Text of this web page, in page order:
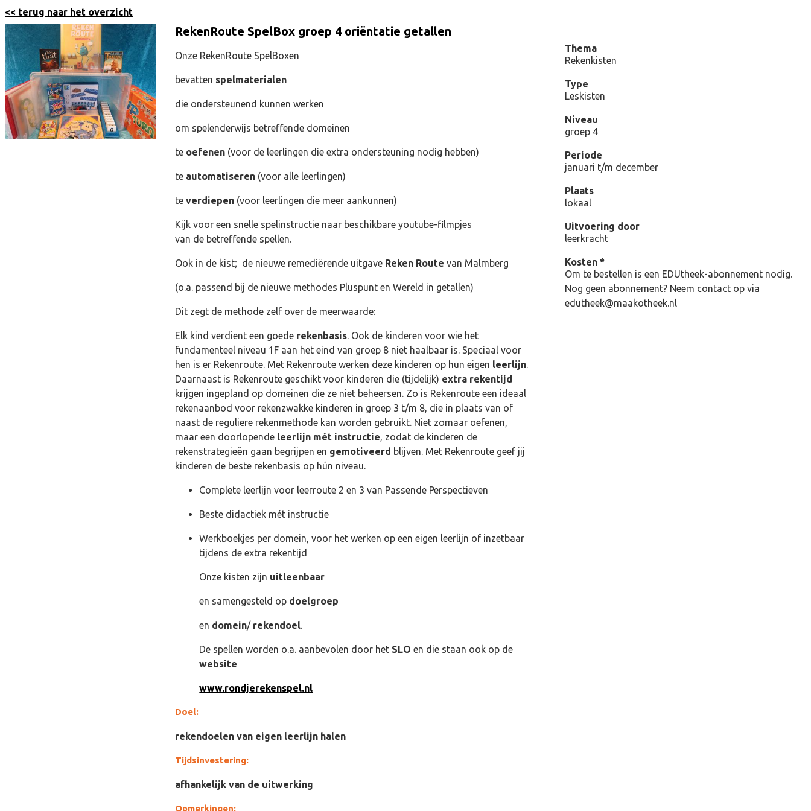
<< terug naar het overzicht
RekenRoute SpelBox groep 4 oriëntatie getallen
Onze RekenRoute SpelBoxen
bevatten spelmaterialen
die ondersteunend kunnen werken
om spelenderwijs betreffende domeinen
te oefenen (voor de leerlingen die extra ondersteuning nodig hebben)
te automatiseren (voor alle leerlingen)
teverdiepen (voor leerlingen die meer aankunnen)
Kijk voor een snelle spelinstructie naar beschikbare youtube-filmpjes
van de betreffende spellen.
Ook in de kist; de nieuwe remediërende uitgave Reken Route van Malmberg
(o.a. passend bij de nieuwe methodes Pluspunt en Wereld in getallen)
Dit zegt de methode zelf over de meerwaarde:
Elk kind verdient een goede rekenbasis. Ook de kinderen voor wie het
fundamenteel niveau 1F aan het eind van groep 8 niet haalbaar is. Speciaal voor
hen is er Rekenroute. Met Rekenroute werken deze kinderen op hun eigen leerlijn.
Daarnaast is Rekenroute geschikt voor kinderen die (tijdelijk) extra rekentijd
krijgen ingepland op domeinen die ze niet beheersen. Zo is Rekenroute een ideaal
rekenaanbod voor rekenzwakke kinderen in groep 3 t/m 8, die in plaats van of
naast de reguliere rekenmethode kan worden gebruikt. Niet zomaar oefenen,
maar een doorlopende leerlijn mét instructie, zodat de kinderen de
rekenstrategieën gaan begrijpen en gemotiveerd blijven. Met Rekenroute geef jij
kinderen de beste rekenbasis op hún niveau.
Complete leerlijn voor leerroute 2 en 3 van Passende Perspectieven
Beste didactiek mét instructie
Werkboekjes per domein, voor het werken op een eigen leerlijn of inzetbaar
tijdens de extra rekentijd
Onze kisten zijn uitleenbaar
en samengesteld op doelgroep
en domein/ rekendoel.
De spellen worden o.a. aanbevolen door het SLO en die staan ook op de
website
www.rondjerekenspel.nl
Doel:
rekendoelen van eigen leerlijn halen
Tijdsinvestering:
afhankelijk van de uitwerking
Opmerkingen:
Thema
Rekenkisten
Type
Leskisten
Niveau
groep 4
Periode
januari t/m december
Plaats
lokaal
Uitvoering door
leerkracht
Kosten *
Om te bestellen is een EDUtheek-abonnement nodig.
Nog geen abonnement? Neem contact op via
edutheek@maakotheek.nl